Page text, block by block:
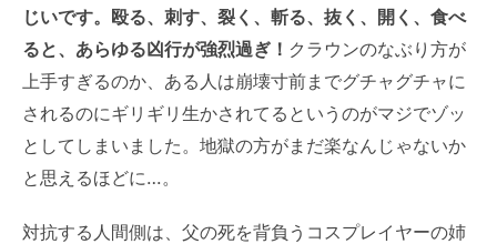
じいです。殴る、刺す、裂く、斬る、抜く、開く、食べ
ると、あらゆる凶行が強烈過ぎ！ クラウンのなぶり方が
上手すぎるのか、ある人は崩壊寸前までグチャグチャに
されるのにギリギリ生かされてるというのがマジでゾッ
としてしまいました。地獄の方がまだ楽なんじゃないか
と思えるほどに…。
対抗する人間側は、父の死を背負うコスプレイヤーの姉